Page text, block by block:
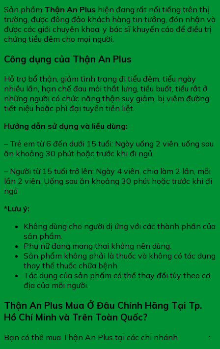
Sản phẩm Thận An Plus hiện đang rất nổi tiếng trên thị
trường, được đông đảo khách hàng tin tưởng, đón nhận và
được các giới chuyên khoa, y bác sĩ khuyến cáo để điều trị
chứng tiểu đêm cho mọi người.
Công dụng của Thận An Plus
Hỗ trợ bổ thận, giảm tình trạng đi tiểu đêm, tiểu ngày
nhiều lần, hạn chế đau mỏi thắt lưng, tiểu buốt, tiểu rắt ở
những người có chức năng thận suy giảm, bị viêm đường
tiết niệu hoặc phì đại tuyến tiền liệt.
Hướng dẫn sử dụng và liều dùng:
– Trẻ em từ 6 đến dưới 15 tuổi: Ngày uống 2 viên, uống sau
ăn khoảng 30 phút hoặc trước khi đi ngủ
– Người từ 15 tuổi trở lên: Ngày 4 viên, chia làm 2 lần, mỗi
lần 2 viên. Uống sau ăn khoảng 30 phút hoặc trước khi đi
ngủ
*Lưu ý:
Không dùng cho người dị ứng với các thành phần của
sản phẩm.
Phụ nữ đang mang thai không nên dùng.
Sản phẩm không phải là thuốc và không có tác dụng
thay thế thuốc chữa bệnh.
Tác dụng của sản phẩm có thể thay đổi tùy theo cơ
địa của mỗi người.
Thận An Plus Mua Ở Đâu Chính Hãng Tại Tp.
Hồ Chí Minh và Trên Toàn Quốc?
Bạn có thể mua Thận An Plus tại các chi nhánh
: